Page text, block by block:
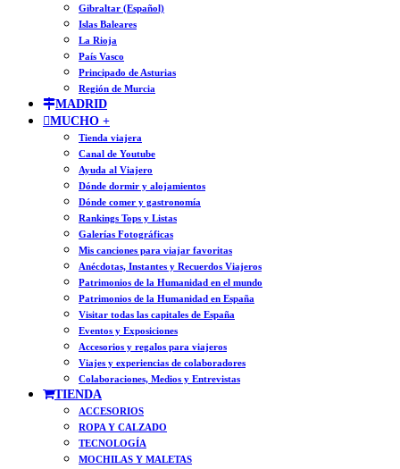
Gibraltar (Español)
Islas Baleares
La Rioja
País Vasco
Principado de Asturias
Región de Murcia
MADRID
MUCHO +
Tienda viajera
Canal de Youtube
Ayuda al Viajero
Dónde dormir y alojamientos
Dónde comer y gastronomía
Rankings Tops y Listas
Galerías Fotográficas
Mis canciones para viajar favoritas
Anécdotas, Instantes y Recuerdos Viajeros
Patrimonios de la Humanidad en el mundo
Patrimonios de la Humanidad en España
Visitar todas las capitales de España
Eventos y Exposiciones
Accesorios y regalos para viajeros
Viajes y experiencias de colaboradores
Colaboraciones, Medios y Entrevistas
TIENDA
ACCESORIOS
ROPA Y CALZADO
TECNOLOGÍA
MOCHILAS Y MALETAS